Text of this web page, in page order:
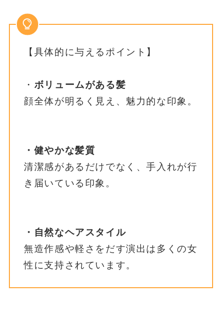
【具体的に与えるポイント】
・ ボリュームがある髪
顔全体が明るく見え、魅力的な印象。
・健やかな髪質
清潔感があるだけでなく、手入れが行
き届いている印象。
・自然なヘアスタイル
無造作感や軽さをだす演出は多くの女
性に支持されています。